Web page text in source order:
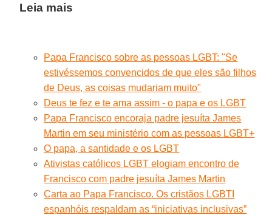
Leia mais
Papa Francisco sobre as pessoas LGBT: "Se
estivéssemos convencidos de que eles são filhos
de Deus, as coisas mudariam muito"
Deus te fez e te ama assim - o papa e os LGBT
Papa Francisco encoraja padre jesuíta James
Martin em seu ministério com as pessoas LGBT+
O papa, a santidade e os LGBT
Ativistas católicos LGBT elogiam encontro de
Francisco com padre jesuíta James Martin
Carta ao Papa Francisco. Os cristãos LGBTI
espanhóis respaldam as “iniciativas inclusivas”